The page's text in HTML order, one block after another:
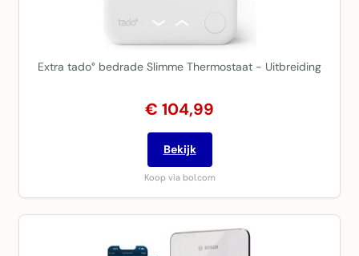
Extra tado° bedrade Slimme Thermostaat - Uitbreiding
€ 104,99
Bekijk
Koop via bol.com